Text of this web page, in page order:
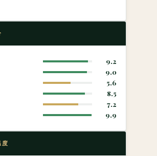
9.2
9.0
5.6
8.5
7.2
9.9
度